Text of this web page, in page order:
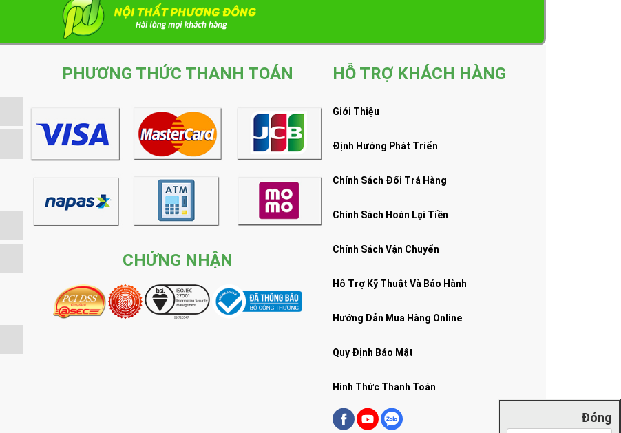
PHƯƠNG THỨC THANH TOÁN
CHỨNG NHẬN
HỖ TRỢ KHÁCH HÀNG
Giới Thiệu
Định Hướng Phát Triển
Chính Sách Đổi Trả Hàng
Chính Sách Hoàn Lại Tiền
Chính Sách Vận Chuyển
Hỗ Trợ Kỹ Thuật Và Bảo Hành
Hướng Dẫn Mua Hàng Online
Quy Định Bảo Mật
Hình Thức Thanh Toán
Đóng